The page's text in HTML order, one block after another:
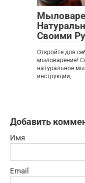
Своими
Откройте для
мыловарения!
натуральное
инструкции,
Добавить
Имя
Email